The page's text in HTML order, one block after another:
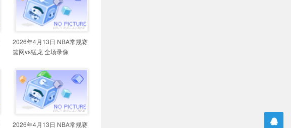
2026年4月13日 NBA常规赛
篮网vs猛龙 全场录像
2026年4月13日 NBA常规赛